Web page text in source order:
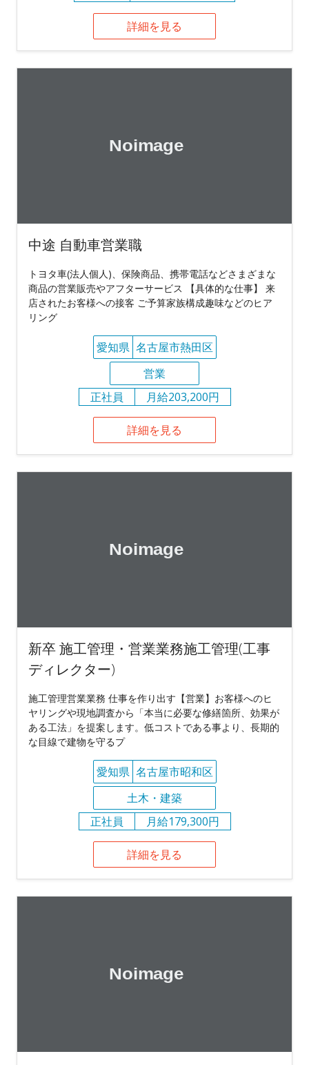
詳細を見る
中途 自動車営業職
トヨタ車(法人個人)、保険商品、携帯電話などさまざまな
商品の営業販売やアフターサービス 【具体的な仕事】 来
店されたお客様への接客 ご予算家族構成趣味などのヒア
リング
愛知県 名古屋市熱田区
営業
正社員
月給203,200円
詳細を見る
新卒 施工管理・営業業務施工管理(工事
ディレクター)
施工管理営業業務 仕事を作り出す【営業】お客様へのヒ
ヤリングや現地調査から「本当に必要な修繕箇所、効果が
ある工法」を提案します。低コストである事より、長期的
な目線で建物を守るプ
愛知県 名古屋市昭和区
土木・建築
正社員
月給179,300円
詳細を見る